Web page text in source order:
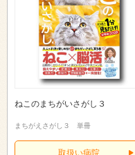
ねこのまちがいさがし３
まちがえさがし３ 単冊
取扱い病院